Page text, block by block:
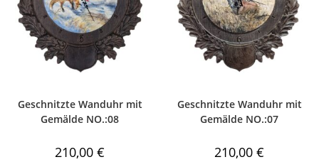
Geschnitzte Wanduhr mit
Gemälde NO.:08
210,00 €
Geschnitzte Wanduhr mit
Gemälde NO.:07
210,00 €